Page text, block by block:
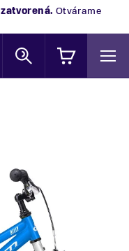
zatvorená. Otvárame